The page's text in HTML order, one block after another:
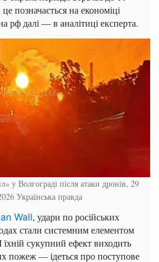
позначається на економіці
рф далі — в аналітиці експерта.
Волгограді після атаки дронів, 29
Українська правда
Wall, удари по російських
стали системним елементом
І їхній сукупний ефект виходить
пожеж — ідеться про поступове